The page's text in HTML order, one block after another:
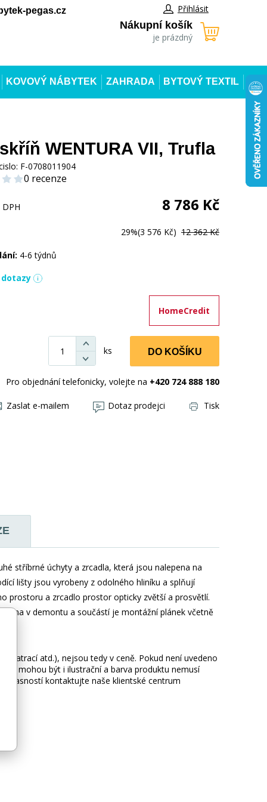
pegas.cz Přihlásit
Nákupní košík
je prázdný
KOVOVÝ NÁBYTEK ZAHRADA BYTOVÝ TEXTIL
WENTURA VII, Trufla
F-0708011904
0 recenze
8 786 Kč
29%(3 576 Kč) 12 362 Kč
4-6 týdnů
dotazy
HomeCredit
ks DO KOŠÍKU
Pro objednání telefonicky, volejte na +420 724 888 180
Zaslat e-mailem Dotaz prodejci Tisk
stříbrné úchyty a zrcadla, která jsou nalepena na
lišty jsou vyrobeny z odolného hliníku a splňují
prostoru a zrcadlo prostor opticky zvětší a prosvětlí.
v demontu a součástí je montážní plánek včetně
atd.), nejsou tedy v ceně. Pokud není uvedeno
mohou být i ilustrační a barva produktu nemusí
kontaktujte naše klientské centrum